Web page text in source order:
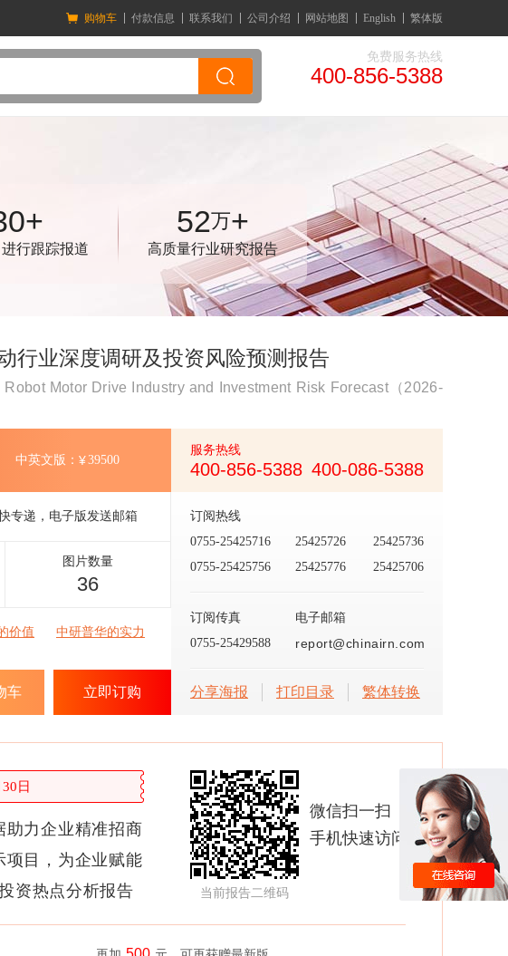
购物车 付款信息 联系我们 公司介绍 网站地图 English 繁体版
免费服务热线
400-856-5388
行跟踪报道
52万+
高质量行业研究报告
行业深度调研及投资风险预测报告
Motor Drive Industry and Investment Risk Forecast（2026-
中英文版： ¥39500
专递，电子版发送邮箱
图片数量
36
价值 中研普华的实力
车 立即订购
服务热线
400-856-5388 400-086-5388
订阅热线
0755-25425716
25425726
25425736
0755-25425756
25425776 25425706
订阅传真
0755-25429588
电子邮箱
report@chinairn.com
分享海报 打印目录 繁体转换
日
助力企业精准招商
项目，为企业赋能
资热点分析报告 当前报告二维码
微信扫一扫
手机快速访问